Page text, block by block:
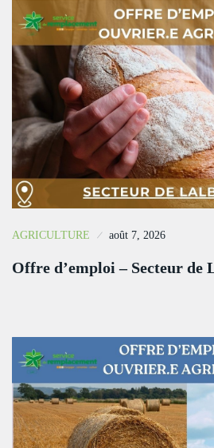
AGRICULTURE août 7, 2026
Offre d’emploi – Secteur de